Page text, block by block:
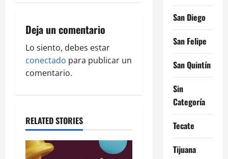
i
g
a
t
o
n
Deja un comentario
Lo siento, debes estar
conectado para publicar un
comentario.
RELATED STORIES
San Diego
San Felipe
San Quintín
Sin
Categoría
Tecate
Tijuana